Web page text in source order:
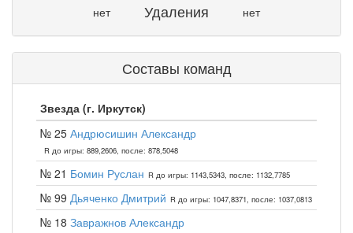
нет Удаления нет
Составы команд
Звезда (г. Иркутск)
№ 25 Андрюсишин Александр
R до игры: 889,2606, после: 878,5048
№ 21 Бомин Руслан R до игры: 1143,5343, после: 1132,7785
№ 99 Дьяченко Дмитрий R до игры: 1047,8371, после: 1037,0813
№ 18 Завражнов Александр